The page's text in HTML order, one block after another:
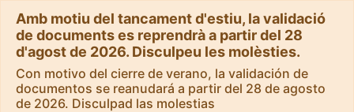
Amb motiu del tancament d'estiu, la validació
de documents es reprendrà a partir del 28
d'agost de 2026. Disculpeu les molèsties.
Con motivo del cierre de verano, la validación de
documentos se reanudará a partir del 28 de agosto
de 2026. Disculpad las molestias